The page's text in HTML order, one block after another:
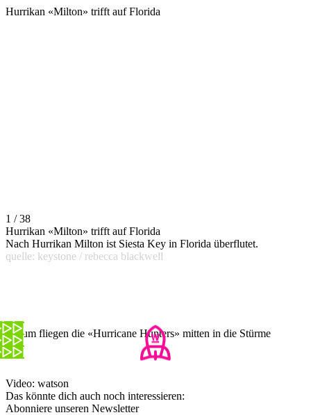
Hurrikan «Milton» trifft auf Florida
1 / 38
Hurrikan «Milton» trifft auf Florida
Nach Hurrikan Milton ist Siesta Key in Florida überflutet.
quelle: keystone / rebecca blackwell
Darum fliegen die «Hurricane Hunters» mitten in die Stürme
Video: watson
Das könnte dich auch noch interessieren:
Abonniere unseren Newsletter